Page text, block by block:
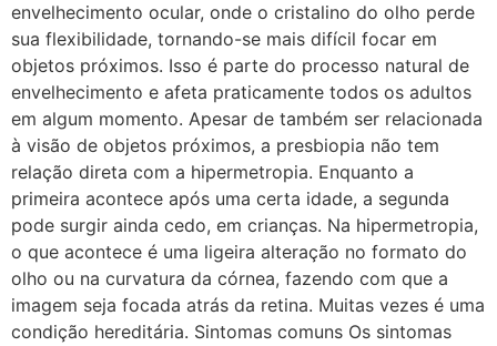
envelhecimento ocular, onde o cristalino do olho perde
sua flexibilidade, tornando-se mais difícil focar em
objetos próximos. Isso é parte do processo natural de
envelhecimento e afeta praticamente todos os adultos
em algum momento. Apesar de também ser relacionada
à visão de objetos próximos, a presbiopia não tem
relação direta com a hipermetropia. Enquanto a
primeira acontece após uma certa idade, a segunda
pode surgir ainda cedo, em crianças. Na hipermetropia,
o que acontece é uma ligeira alteração no formato do
olho ou na curvatura da córnea, fazendo com que a
imagem seja focada atrás da retina. Muitas vezes é uma
condição hereditária. Sintomas comuns Os sintomas